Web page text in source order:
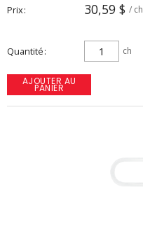
Prix 30,59 $ / ch
Quantité ch
AJOUTER AU
PANIER